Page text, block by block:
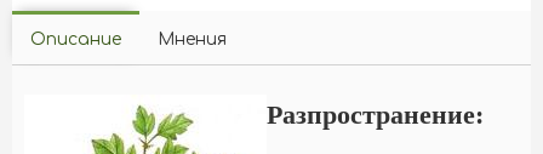
Описание Мнения
Разпространение: